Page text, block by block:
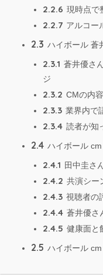
2.2.6 現時点で
2.2.7 アルコー
2.3 ハイボール 蒼
2.3.1 蒼井優さ
ジ
2.3.2 CMの内
2.3.3 業界内で
2.3.4 読者が知
2.4 ハイボール
2.4.1 田中圭さ
2.4.2 共演シー
2.4.3 視聴者の
2.4.4 蒼井優さ
2.4.5 健康面と
2.5 ハイボール